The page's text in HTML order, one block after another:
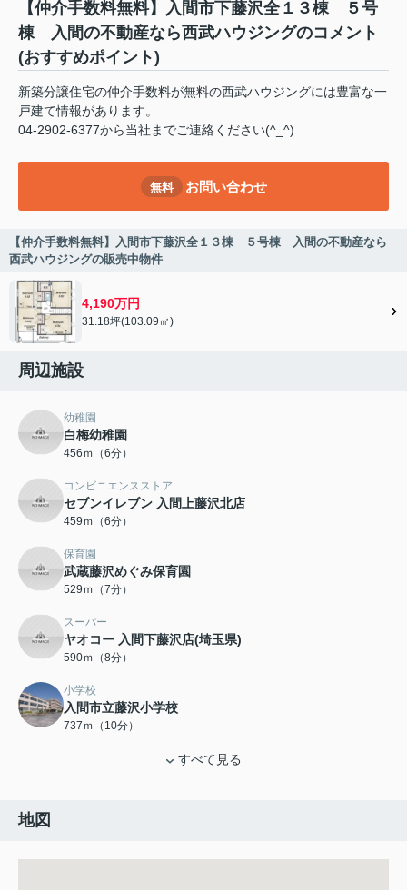
【仲介手数料無料】入間市下藤沢全１３棟 ５号
棟 入間の不動産なら西武ハウジングのコメント
(おすすめポイント)
新築分譲住宅の仲介手数料が無料の西武ハウジングには豊富な一
戸建て情報があります。
04-2902-6377から当社までご連絡ください(^_^)
無料 お問い合わせ
【仲介手数料無料】入間市下藤沢全１３棟 ５号棟 入間の不動産なら
西武ハウジングの販売中物件
4,190万円
31.18坪(103.09㎡)
周辺施設
幼稚園
白梅幼稚園
456ｍ（6分）
コンビニエンスストア
セブンイレブン 入間上藤沢北店
459ｍ（6分）
保育園
武蔵藤沢めぐみ保育園
529ｍ（7分）
スーパー
ヤオコー 入間下藤沢店(埼玉県)
590ｍ（8分）
小学校
入間市立藤沢小学校
737ｍ（10分）
すべて見る
地図